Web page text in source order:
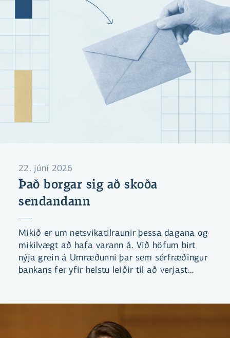
22. júní 2026
Það borgar sig að skoða
sendandann
Mikið er um netsvikatilraunir þessa dagana og
mikilvægt að hafa varann á. Við höfum birt
nýja grein á Umræðunni þar sem sérfræðingur
bankans fer yfir helstu leiðir til að verjast
klækina sem netglæpamenn nota.